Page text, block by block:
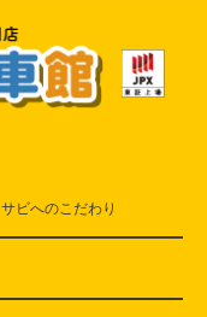
サビへのこだわり